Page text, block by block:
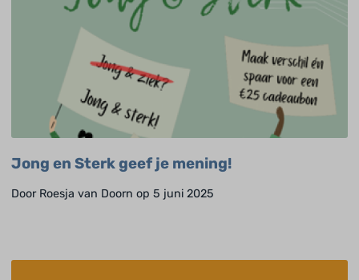
Jong en Sterk geef je mening!
Door Roesja van Doorn op 5 juni 2025